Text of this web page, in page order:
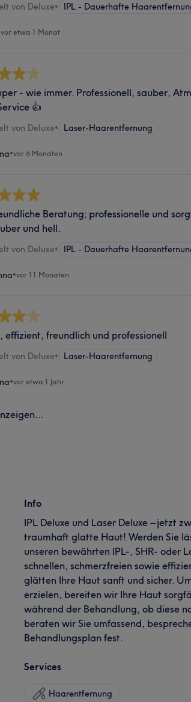
von Deluxe• IPL - Dauerhafte
vor etwa 1 Monat
- wie immer. Professionell, sauber,
👍
von Deluxe• Laser-Haarentfernung
•vor 6 Monaten
Beratung; professionelle und
und hell.
von Deluxe• IPL - Dauerhafte
•vor 11 Monaten
effizient, freundlich und professionell
von Deluxe• Laser-Haarentfernung
•vor etwa 1 Jahr
Info
IPL Deluxe und Laser Deluxe – jetzt
traumhaft glatte Haut! Werden Sie
unseren bewährten IPL-, SHR- oder
schnellen, schmerzfreien sowie
glätten Ihre Haut sanft und sicher.
erzielen, bereiten wir Ihre Haut
während der Behandlung, ob diese
beraten wir Sie umfassend,
Behandlungsplan fest.
Services
Haarentfernung